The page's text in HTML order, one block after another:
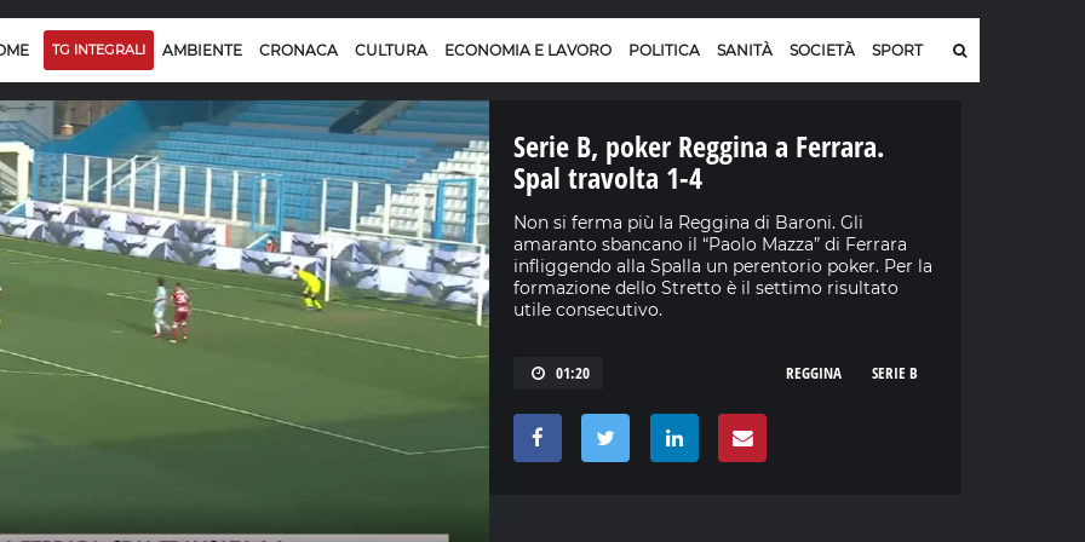
TG INTEGRALI AMBIENTE CRONACA CULTURA ECONOMIA E LAVORO POLITICA SANITÀ SOCIETÀ SPORT
Serie B, poker Reggina a Ferrara.
Spal travolta 1-4
Non si ferma più la Reggina di Baroni. Gli
amaranto sbancano il “Paolo Mazza” di Ferrara
infliggendo alla Spalla un perentorio poker. Per la
formazione dello Stretto è il settimo risultato
utile consecutivo.
01:20 SERIE B
REGGINA